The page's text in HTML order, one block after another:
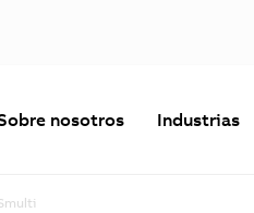
nosotros Industrias